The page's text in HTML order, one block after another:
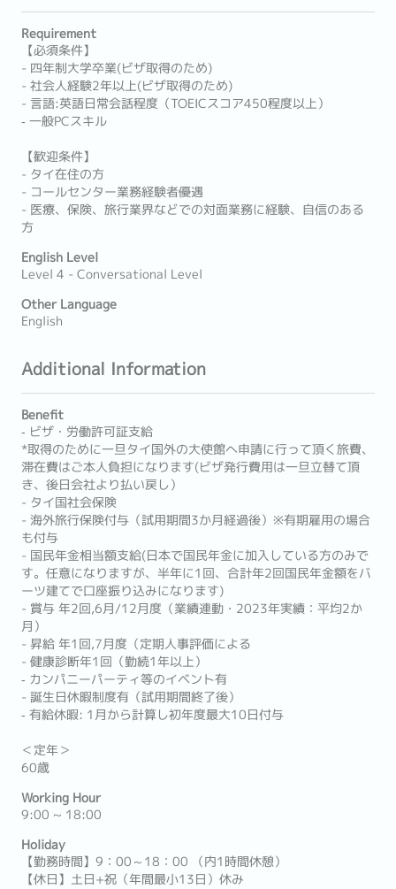
Requirement
【必須条件】
- 四年制大学卒業(ビザ取得のため)
- 社会人経験2年以上(ビザ取得のため)
- 言語:英語日常会話程度（TOEICスコア450程度以上）
‐ 一般PCスキル
【歓迎条件】
- タイ在住の方
- コールセンター業務経験者優遇
- 医療、保険、旅行業界などでの対面業務に経験、自信のある
方
English Level
Level 4 - Conversational Level
Other Language
English
Additional Information
Benefit
‐ ビザ・労働許可証支給
*取得のために一旦タイ国外の大使館へ申請に行って頂く旅費、
滞在費はご本人負担になります(ビザ発行費用は一旦立替て頂
き、後日会社より払い戻し）
- タイ国社会保険
- 海外旅行保険付与（試用期間3か月経過後）※有期雇用の場合
も付与
- 国民年金相当額支給(日本で国民年金に加入している方のみで
す。任意になりますが、半年に1回、合計年2回国民年金額をバ
ーツ建てで口座振り込みになります)
- 賞与 年2回,6月/12月度（業績連動・2023年実績：平均2か
月）
- 昇給 年1回,7月度（定期人事評価による
- 健康診断年1回（勤続1年以上）
‐ カンパニーパーティ等のイベント有
- 誕生日休暇制度有（試用期間終了後）
‐ 有給休暇: 1月から計算し初年度最大10日付与
＜定年＞
60歳
Working Hour
9:00 ~ 18:00
Holiday
【勤務時間】9：00～18：00 （内1時間休憩）
【休日】土日+祝（年間最小13日）休み